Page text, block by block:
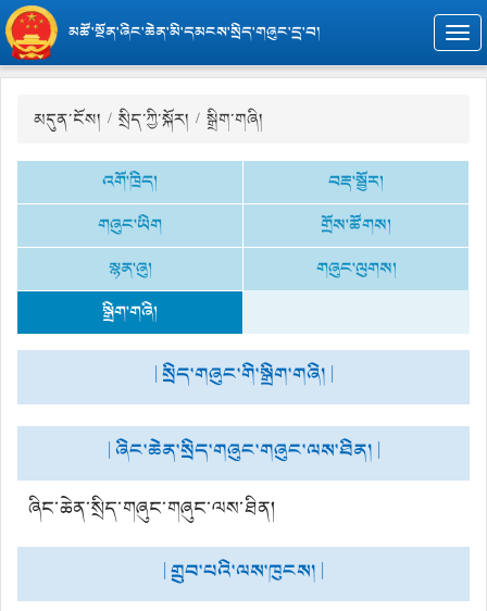
མཚོ་སྔོན་ཞིང་ཆེན་མི་དམངས་སྲིད་གཞུང་དྲ་བ།
མདུན་ངོས། / སྲིད་ཀྱི་སྐོར། / སྒྲིག་གཞི།
འགོ་ཁྲིད།
བརྡ་སྦྱོར།
གཞུང་ཡིག
གྲོས་ཚོགས།
སྙན་ཞུ།
གཞུང་ལུགས།
སྒྲིག་གཞི།
| སྲིད་གཞུང་གི་སྒྲིག་གཞི། |
| ཞིང་ཆེན་སྲིད་གཞུང་གཞུང་ལས་ཐིན། |
ཞིང་ཆེན་སྲིད་གཞུང་གཞུང་ལས་ཐིན།
| གྲུབ་པའི་ལས་ཁུངས། |